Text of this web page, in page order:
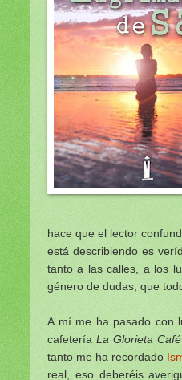
hace que el lector
está describiendo es
tanto a las calles, a los
género de dudas, que
A mí me ha pasado con
cafetería La Glorieta Café
tanto me ha recordado
real, eso deberéis